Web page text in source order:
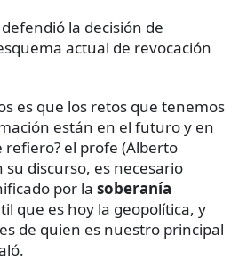
la decisión de
actual de revocación
es que los retos que tenemos
están en el futuro y en
refiero? el profe (Alberto
discurso, es necesario
por la soberanía
que es hoy la geopolítica, y
de quien es nuestro principal